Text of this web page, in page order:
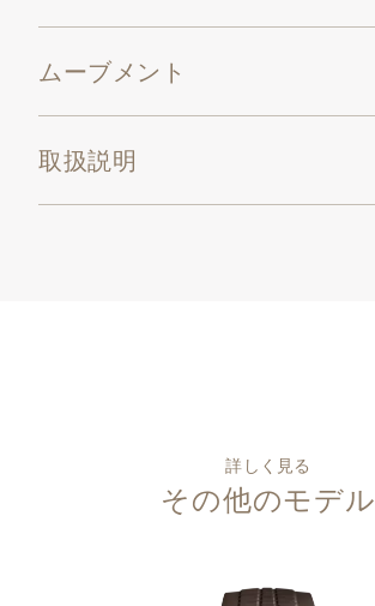
ムーブメント
取扱説明
詳しく見る
その他のモデル